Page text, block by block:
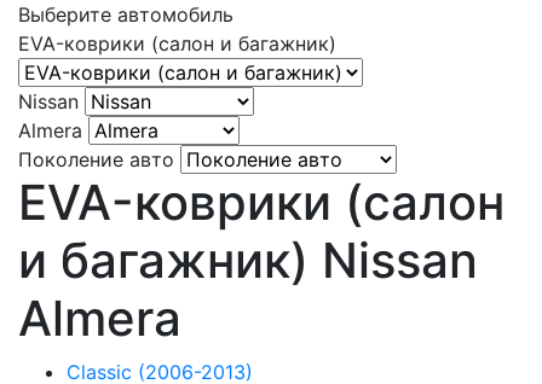
Выберите автомобиль
EVA-коврики (салон и багажник)
Nissan
Almera
Поколение авто
EVA-коврики (салон
и багажник) Nissan
Almera
Classic (2006-2013)